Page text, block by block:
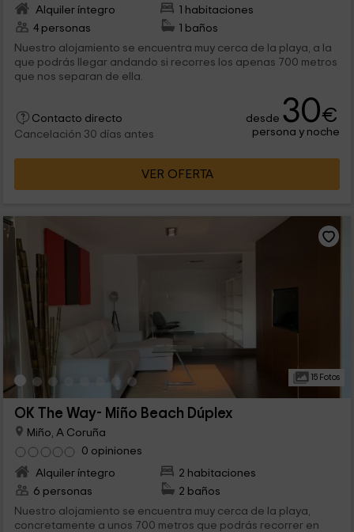
Alquiler íntegro
1 habitaciones
4 personas
1 baños
Nuestro alojamiento se encuentra muy cerca de la playa, a la
que podrás llegar andando si recorres los apenas 700 metros
que nos separan de ella.
Contacto directo
Cancelación 30 días antes
desde 30€
persona y noche
VER OFERTA
15 Fotos
OK The Way- Miño Beach Dúplex
Miño, A Coruña
0 opiniones
Alquiler íntegro
2 habitaciones
6 personas
2 baños
Nuestro alojamiento se encuentra muy cerca de la playa,
concretamente a unos 700 metros que podrás recorrer en